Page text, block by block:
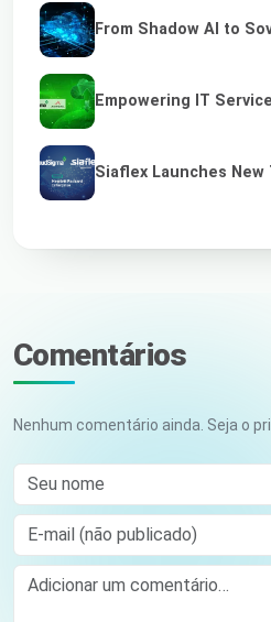
From Shadow AI to
Empowering IT
Siaflex Launches
Comentários
Nenhum comentário ainda. Seja o
Seu nome
E-mail (não publicado)
Comment